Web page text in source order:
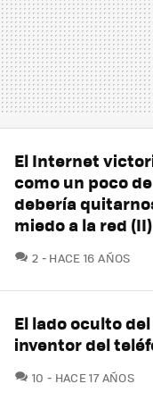
El Internet
como un poco
debería
miedo a la red (II)
2 COMENTARIOS
HACE 16 AÑOS
El lado oculto del
inventor del
10 COMENTARIOS
HACE 17 AÑOS